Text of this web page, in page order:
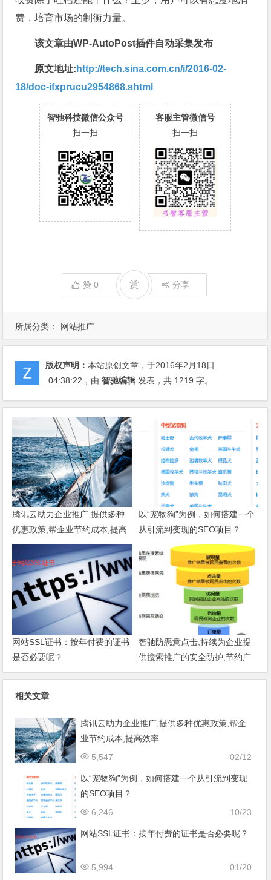
所属分类： 网站推广
费，培育市场的制衡力量。
该文章由WP-AutoPost插件自动采集发布
原文地址: http://tech.sina.com.cn/i/2016-02-
18/doc-ifxprucu2954868.shtml
智驰科技微信公众号
扫一扫
客服主管微信号
扫一扫
赞0 赏 分享
版权声明：本站原创文章，于2016年2月18日
04:38:22 ，由智驰编辑 发表，共 1219 字。
腾讯云助力企业推广,提供多种
优惠政策,帮企业节约成本,提高
效率
以“宠物狗”为例，如何搭建一个
从引流到变现的SEO项目？
网站SSL证书：按年付费的证书
是否必要呢？
智驰防恶意点击,持续为企业提
供搜索推广的安全防护,节约广
告费增强效果
相关文章
腾讯云助力企业推广,提供多种优惠政策,帮企
业节约成本,提高效率
02/12
5,547
以“宠物狗”为例，如何搭建一个从引流到变现
的SEO项目？
10/23
6,246
网站SSL证书：按年付费的证书是否必要呢？
01/20
5,994